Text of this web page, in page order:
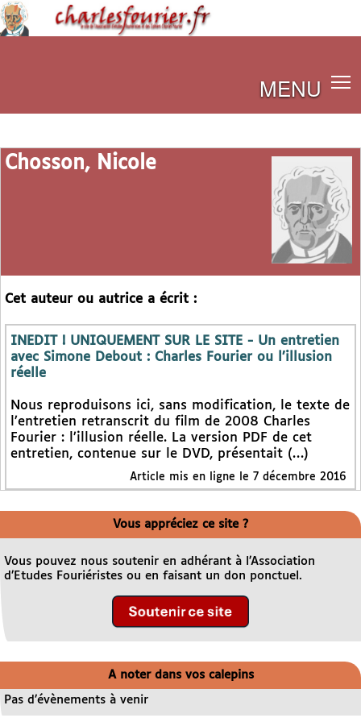
MENU
Chosson, Nicole
Cet auteur ou autrice a écrit :
INEDIT ! UNIQUEMENT SUR LE SITE - Un entretien
avec Simone Debout : Charles Fourier ou l’illusion
réelle
Nous reproduisons ici, sans modification, le texte de
l’entretien retranscrit du film de 2008 Charles
Fourier : l’illusion réelle. La version PDF de cet
entretien, contenue sur le DVD, présentait (…)
Article mis en ligne le 7 décembre 2016
Vous appréciez ce site ?
Vous pouvez nous soutenir en adhérant à l’Association
d’Etudes Fouriéristes ou en faisant un don ponctuel.
A noter dans vos calepins
Pas d’évènements à venir